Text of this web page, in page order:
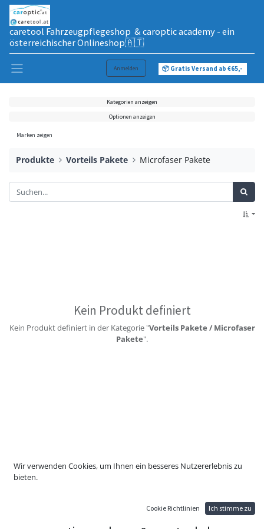
caretool Fahrzeugpflegeshop & caroptic academy - ein
österreichischer Onlineshop🇦🇹
Anmelden 📦 Gratis Versand ab €65,-
Kategorien anzeigen
Optionen anzeigen
Marken zeigen
Produkte Vorteils Pakete Microfaser Pakete
Kein Produkt definiert
Kein Produkt definiert in der Kategorie "Vorteils Pakete / Microfaser
Pakete".
Wir verwenden Cookies, um Ihnen ein besseres Nutzererlebnis zu
bieten.
Cookie Richtlinien Ich stimme zu